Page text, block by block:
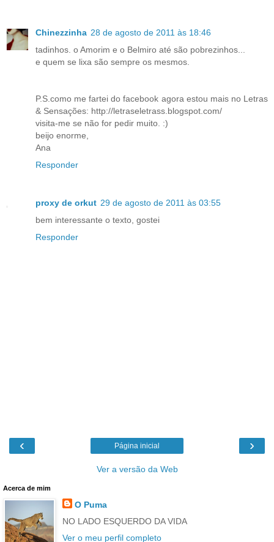
Chinezzinha 28 de agosto de 2011 às 18:46
tadinhos. o Amorim e o Belmiro até são pobrezinhos...
e quem se lixa são sempre os mesmos.
P.S.como me fartei do facebook agora estou mais no Letras
& Sensações: http://letraseletrass.blogspot.com/
visita-me se não for pedir muito. :)
beijo enorme,
Ana
Responder
proxy de orkut 29 de agosto de 2011 às 03:55
bem interessante o texto, gostei
Responder
‹ ›
Página inicial
Ver a versão da Web
Acerca de mim
O Puma
NO LADO ESQUERDO DA VIDA
Ver o meu perfil completo